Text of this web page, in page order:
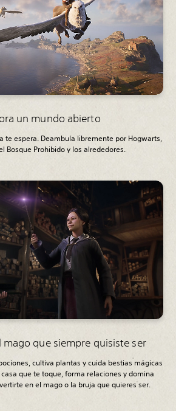
un mundo abierto
te espera. Deambula libremente por Hogwarts,
Bosque Prohibido y los alrededores.
mago que siempre quisiste ser
cultiva plantas y cuida bestias mágicas
que te toque, forma relaciones y domina
en el mago o la bruja que quieres ser.